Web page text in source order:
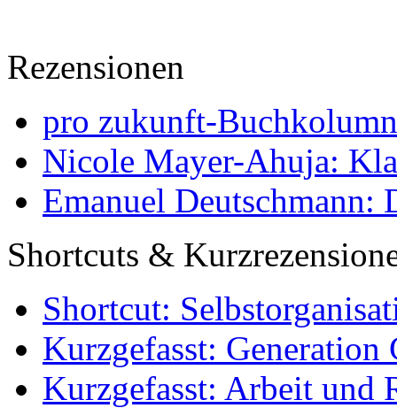
Rezensionen
pro zukunft-
Nicole Mayer-Ahuja:
Emanuel Deutschmann:
Shortcuts &
Shortcut:
Kurzgefasst: Generation
Kurzgefasst: Arbeit und